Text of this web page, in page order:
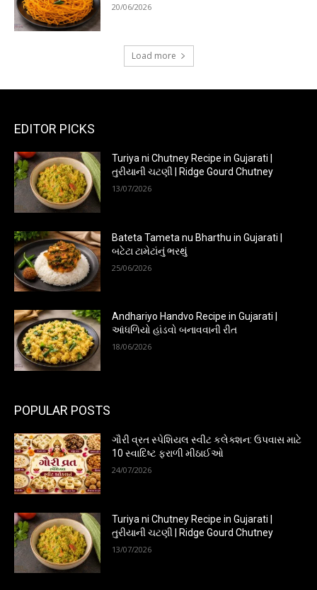
20/06/2026
Load more
EDITOR PICKS
Turiya ni Chutney Recipe in Gujarati |
તુરીયાની ચટણી | Ridge Gourd Chutney
13/07/2026
Bateta Tameta nu Bharthu in Gujarati |
બટેટા ટામેટાંનું ભરથું
25/06/2026
Andhariyo Handvo Recipe in Gujarati |
આંધળિયો હાંડવો બનાવવાની રીત
18/06/2026
POPULAR POSTS
ગૌરી વ્રત સ્પેશિયલ સ્વીટ કલેક્શન: ઉપવાસ માટે
10 સ્વાદિષ્ટ ફરાળી મીઠાઈઓ
24/07/2026
Turiya ni Chutney Recipe in Gujarati |
તુરીયાની ચટણી | Ridge Gourd Chutney
13/07/2026